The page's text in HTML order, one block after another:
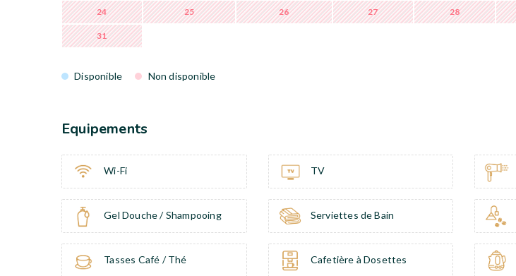
24 25 26 27 28
31
Disponible Non disponible
Equipements
Wi-Fi TV
Gel Douche / Shampooing Serviettes de Bain
Tasses Café / Thé Cafetière à Dosettes